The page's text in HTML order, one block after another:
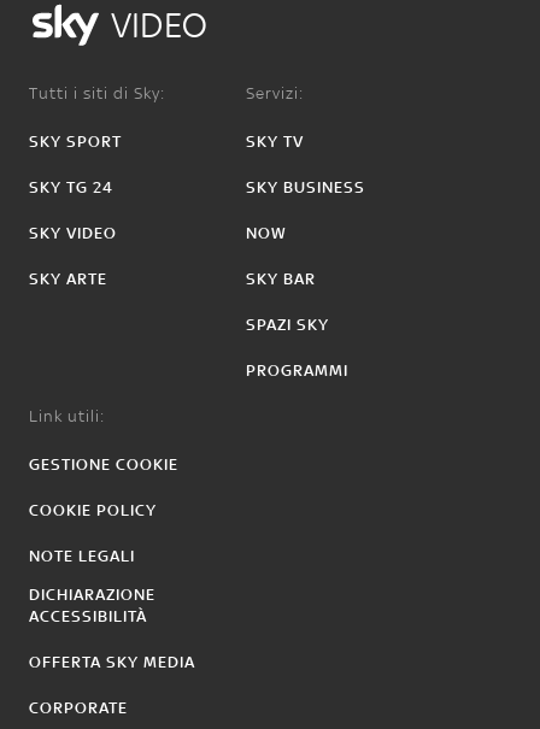
VIDEO
Tutti i siti di Sky:
SKY SPORT
SKY TG 24
SKY VIDEO
SKY ARTE
Servizi:
SKY TV
SKY BUSINESS
NOW
SKY BAR
SPAZI SKY
PROGRAMMI
Link utili:
GESTIONE COOKIE
COOKIE POLICY
NOTE LEGALI
DICHIARAZIONE
ACCESSIBILITÀ
OFFERTA SKY MEDIA
CORPORATE